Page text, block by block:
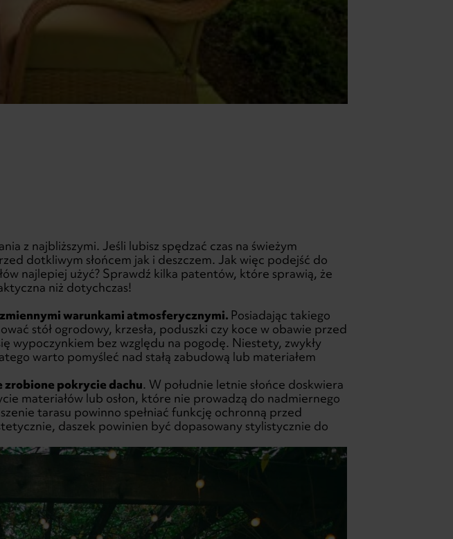
z najbliższymi. Jeśli lubisz spędzać czas na świeżym
dotkliwym słońcem jak i deszczem. Jak więc podejść do
najlepiej użyć? Sprawdź kilka patentów, które sprawią, że
niż dotychczas!
warunkami atmosferycznymi. Posiadając takiego
stół ogrodowy, krzesła, poduszki czy koce w obawie przed
wypoczynkiem bez względu na pogodę. Niestety, zwykły
warto pomyśleć nad stałą zabudową lub materiałem
pokrycie dachu. W południe letnie słońce doskwiera
materiałów lub osłon, które nie prowadzą do nadmiernego
tarasu powinno spełniać funkcję ochronną przed
daszek powinien być dopasowany stylistycznie do